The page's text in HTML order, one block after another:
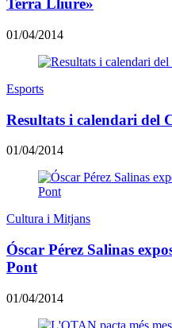
Terra Lliure»
01/04/2014
Esports
Resultats i calendari del
01/04/2014
Cultura i Mitjans
Óscar Pérez Salinas
Pont
01/04/2014